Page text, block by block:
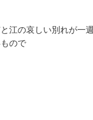
江の哀しい別れが一
ので